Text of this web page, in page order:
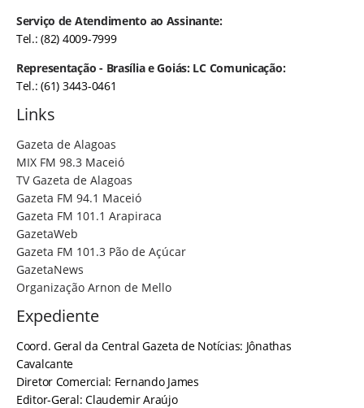
Serviço de Atendimento ao Assinante:
Tel.: (82) 4009-7999
Representação - Brasília e Goiás: LC Comunicação:
Tel.: (61) 3443-0461
Links
Gazeta de Alagoas
MIX FM 98.3 Maceió
TV Gazeta de Alagoas
Gazeta FM 94.1 Maceió
Gazeta FM 101.1 Arapiraca
GazetaWeb
Gazeta FM 101.3 Pão de Açúcar
GazetaNews
Organização Arnon de Mello
Expediente
Coord. Geral da Central Gazeta de Notícias: Jônathas
Cavalcante
Diretor Comercial: Fernando James
Editor-Geral: Claudemir Araújo